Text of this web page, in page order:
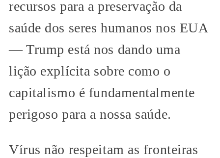
recursos para a preservação da
saúde dos seres humanos nos EUA
— Trump está nos dando uma
lição explícita sobre como o
capitalismo é fundamentalmente
perigoso para a nossa saúde.
Vírus não respeitam as fronteiras